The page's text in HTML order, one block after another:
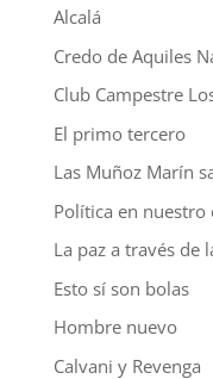
Alcalá
Credo de Aquiles
Club Campestre
El primo tercero
Las Muñoz Marín
Política en nuestro
La paz a través de
Esto sí son bolas
Hombre nuevo
Calvani y Revenga